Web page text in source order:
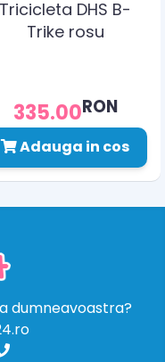
Tricicleta DHS B-
Trike rosu
335.00RON
Adauga in cos
dumneavoastra?